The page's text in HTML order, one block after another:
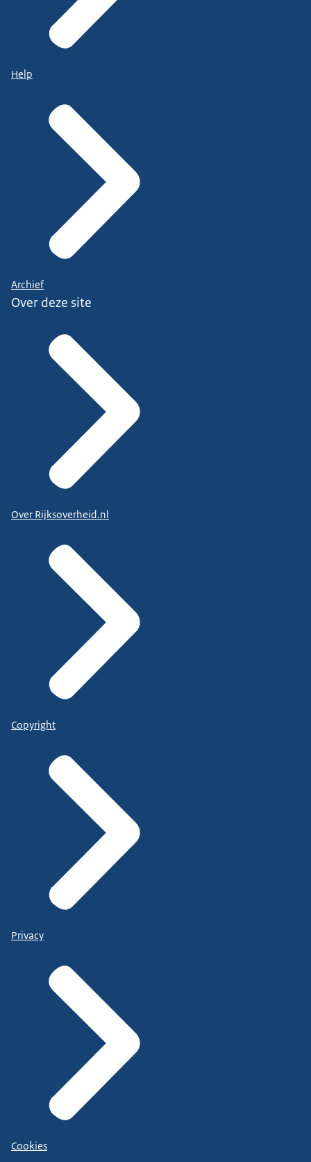
Help
Archief
Over deze site
Over Rijksoverheid.nl
Copyright
Privacy
Cookies